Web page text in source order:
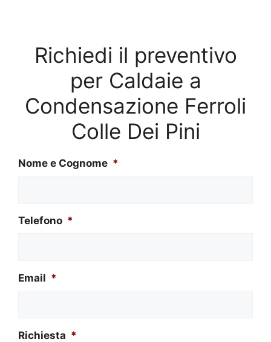
Richiedi il preventivo
per Caldaie a
Condensazione Ferroli
Colle Dei Pini
Nome e Cognome *
Telefono *
Email *
Richiesta *